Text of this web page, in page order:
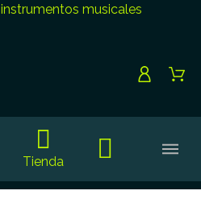
instrumentos musicales
Tienda